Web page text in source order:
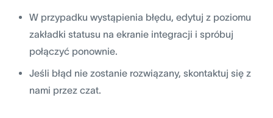
W przypadku wystąpienia błędu, edytuj z poziomu
zakładki statusu na ekranie integracji i spróbuj
połączyć ponownie.
Jeśli błąd nie zostanie rozwiązany, skontaktuj się z
nami przez czat.